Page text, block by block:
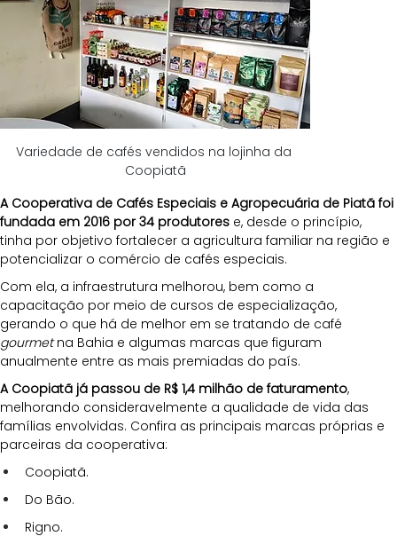
Variedade de cafés vendidos na lojinha da
Coopiatã
A Cooperativa de Cafés Especiais e Agropecuária de Piatã foi
fundada em 2016 por 34 produtores e, desde o princípio,
tinha por objetivo fortalecer a agricultura familiar na região e
potencializar o comércio de cafés especiais.
Com ela, a infraestrutura melhorou, bem como a
capacitação por meio de cursos de especialização,
gerando o que há de melhor em se tratando de café
gourmet na Bahia e algumas marcas que figuram
anualmente entre as mais premiadas do país.
A Coopiatã já passou de R$ 1,4 milhão de faturamento,
melhorando consideravelmente a qualidade de vida das
famílias envolvidas. Confira as principais marcas próprias e
parceiras da cooperativa:
Coopiatã.
Do Bão.
Rigno.